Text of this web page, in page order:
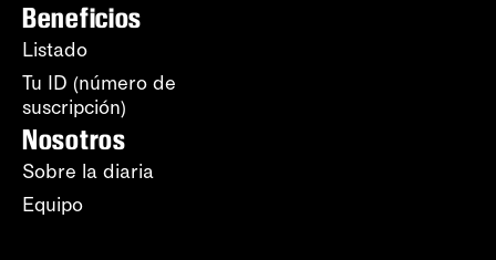
Beneficios
Listado
Tu ID (número de
suscripción)
Nosotros
Sobre la diaria
Equipo